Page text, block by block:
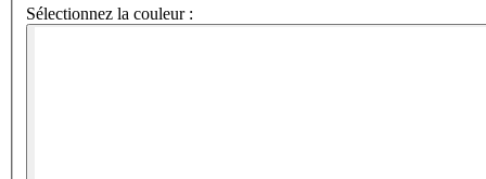
Sélectionnez la couleur :